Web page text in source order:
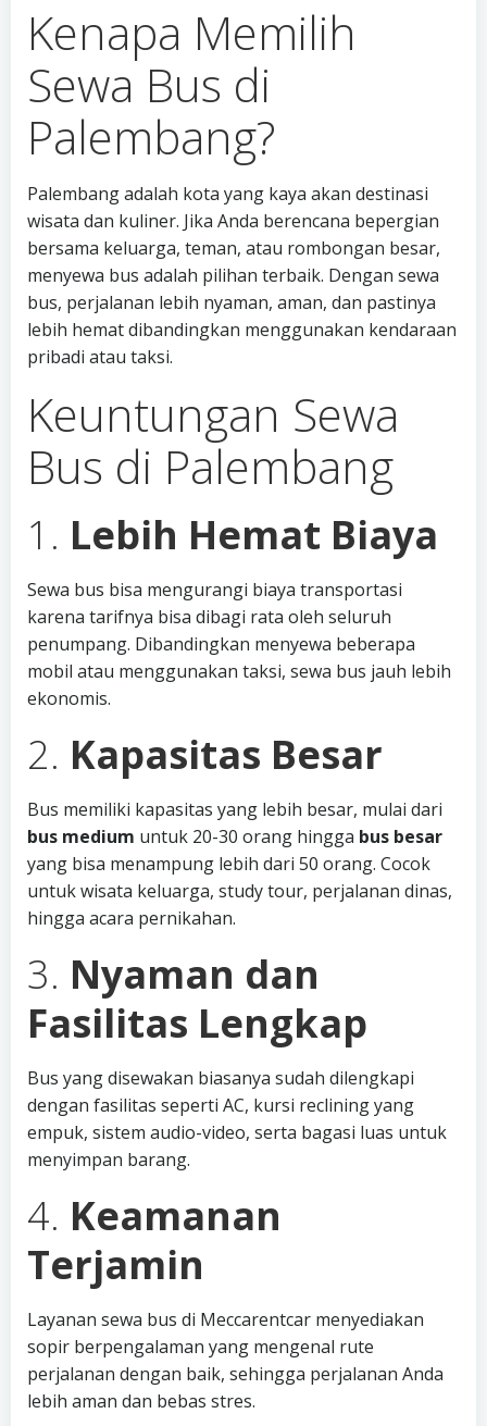
Kenapa Memilih
Sewa Bus di
Palembang?
Palembang adalah kota yang kaya akan destinasi
wisata dan kuliner. Jika Anda berencana bepergian
bersama keluarga, teman, atau rombongan besar,
menyewa bus adalah pilihan terbaik. Dengan sewa
bus, perjalanan lebih nyaman, aman, dan pastinya
lebih hemat dibandingkan menggunakan kendaraan
pribadi atau taksi.
Keuntungan Sewa
Bus di Palembang
1. Lebih Hemat Biaya
Sewa bus bisa mengurangi biaya transportasi
karena tarifnya bisa dibagi rata oleh seluruh
penumpang. Dibandingkan menyewa beberapa
mobil atau menggunakan taksi, sewa bus jauh lebih
ekonomis.
2. Kapasitas Besar
Bus memiliki kapasitas yang lebih besar, mulai dari
bus medium untuk 20-30 orang hingga bus besar
yang bisa menampung lebih dari 50 orang. Cocok
untuk wisata keluarga, study tour, perjalanan dinas,
hingga acara pernikahan.
3. Nyaman dan
Fasilitas Lengkap
Bus yang disewakan biasanya sudah dilengkapi
dengan fasilitas seperti AC, kursi reclining yang
empuk, sistem audio-video, serta bagasi luas untuk
menyimpan barang.
4. Keamanan
Terjamin
Layanan sewa bus di Meccarentcar menyediakan
sopir berpengalaman yang mengenal rute
perjalanan dengan baik, sehingga perjalanan Anda
lebih aman dan bebas stres.